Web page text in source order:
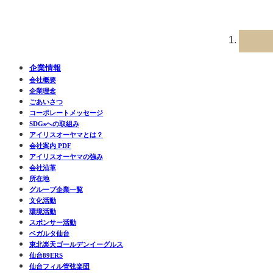
企業情報
会社概要
企業理念
ごあいさつ
コーポレートメッセージ
SDGsへの取組み
アイリスオーヤマとは？
会社案内 PDF
アイリスオーヤマの強み
会社沿革
所在地
グループ企業一覧
文化活動
環境活動
スポンサー活動
ベガルタ仙台
東北楽天ゴールデンイーグルス
仙台89ERS
仙台フィル管弦楽団